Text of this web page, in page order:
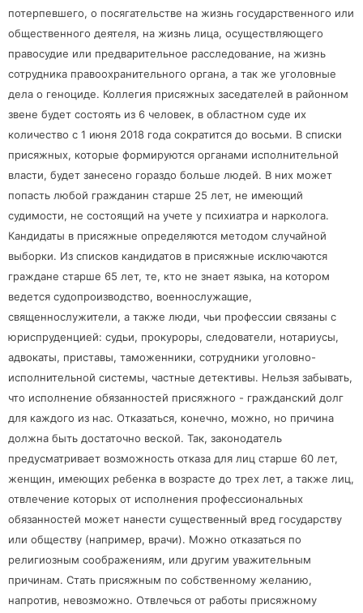
потерпевшего, о посягательстве на жизнь государственного или
общественного деятеля, на жизнь лица, осуществляющего
правосудие или предварительное расследование, на жизнь
сотрудника правоохранительного органа, а так же уголовные
дела о геноциде. Коллегия присяжных заседателей в районном
звене будет состоять из 6 человек, в областном суде их
количество с 1 июня 2018 года сократится до восьми. В списки
присяжных, которые формируются органами исполнительной
власти, будет занесено гораздо больше людей. В них может
попасть любой гражданин старше 25 лет, не имеющий
судимости, не состоящий на учете у психиатра и нарколога.
Кандидаты в присяжные определяются методом случайной
выборки. Из списков кандидатов в присяжные исключаются
граждане старше 65 лет, те, кто не знает языка, на котором
ведется судопроизводство, военнослужащие,
священнослужители, а также люди, чьи профессии связаны с
юриспруденцией: судьи, прокуроры, следователи, нотариусы,
адвокаты, приставы, таможенники, сотрудники уголовно-
исполнительной системы, частные детективы. Нельзя забывать,
что исполнение обязанностей присяжного - гражданский долг
для каждого из нас. Отказаться, конечно, можно, но причина
должна быть достаточно веской. Так, законодатель
предусматривает возможность отказа для лиц старше 60 лет,
женщин, имеющих ребенка в возрасте до трех лет, а также лиц,
отвлечение которых от исполнения профессиональных
обязанностей может нанести существенный вред государству
или обществу (например, врачи). Можно отказаться по
религиозным соображениям, или другим уважительным
причинам. Стать присяжным по собственному желанию,
напротив, невозможно. Отвлечься от работы присяжному